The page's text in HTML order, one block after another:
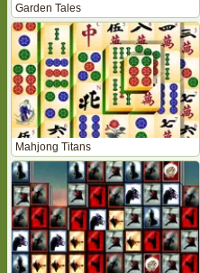
Garden Tales
Mahjong Titans